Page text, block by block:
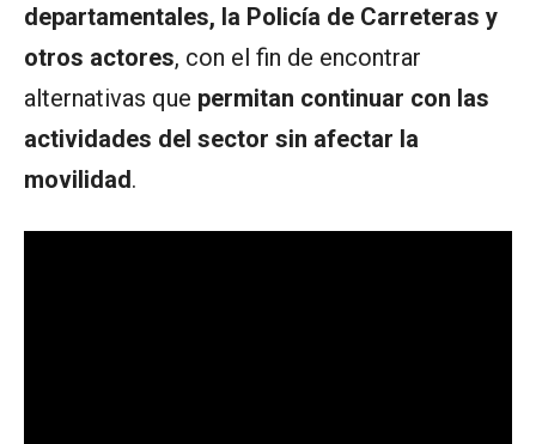
departamentales, la Policía de Carreteras y
otros actores, con el fin de encontrar
alternativas que permitan continuar con las
actividades del sector sin afectar la
movilidad.